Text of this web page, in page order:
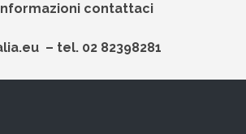
contattaci
– tel. 02 82398281